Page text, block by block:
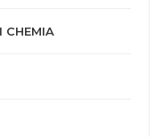
CHEMIA